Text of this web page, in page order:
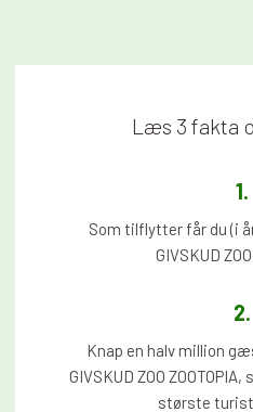
Læs 3 fakta
1.​
Som tilflytter får du (i
GIVSKUD
2.​
Knap en halv million
GIVSKUD ZOO
største